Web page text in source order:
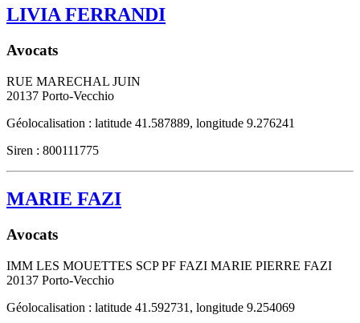
LIVIA FERRANDI
Avocats
RUE MARECHAL JUIN
20137 Porto-Vecchio
Géolocalisation : latitude 41.587889, longitude 9.276241
Siren : 800111775
MARIE FAZI
Avocats
IMM LES MOUETTES SCP PF FAZI MARIE PIERRE FAZI
20137 Porto-Vecchio
Géolocalisation : latitude 41.592731, longitude 9.254069